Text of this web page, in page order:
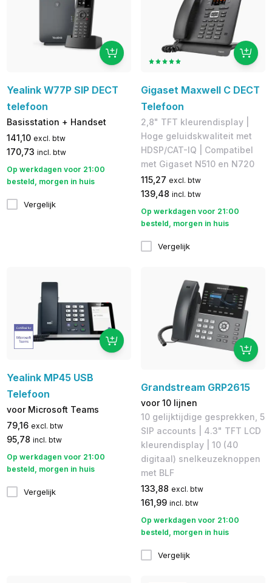
Yealink W77P SIP DECT
telefoon
Basisstation + Handset
141,10 excl. btw
170,73 incl. btw
Op werkdagen voor 21:00
besteld, morgen in huis
Vergelijk
Gigaset Maxwell C DECT
Telefoon
2,8" TFT kleurendisplay |
Hoge geluidskwaliteit met
HDSP/CAT-IQ | Compatibel
met Gigaset N510 en N720
115,27 excl. btw
139,48 incl. btw
Op werkdagen voor 21:00
besteld, morgen in huis
Vergelijk
Yealink MP45 USB
Telefoon
voor Microsoft Teams
79,16 excl. btw
95,78 incl. btw
Op werkdagen voor 21:00
besteld, morgen in huis
Vergelijk
Grandstream GRP2615
voor 10 lijnen
10 gelijktijdige gesprekken, 5
SIP accounts | 4.3" TFT LCD
kleurendisplay | 10 (40
digitaal) snelkeuzeknoppen
met BLF
133,88 excl. btw
161,99 incl. btw
Op werkdagen voor 21:00
besteld, morgen in huis
Vergelijk